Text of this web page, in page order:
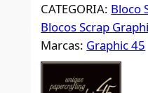
CATEGORIA: Bloco
Blocos Scrap
Marcas: Graphic 45